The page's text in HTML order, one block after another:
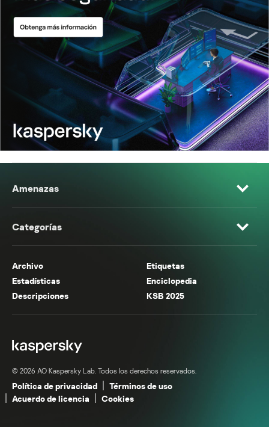
Amenazas
Categorías
Archivo
Etiquetas
Estadísticas
Enciclopedia
Descripciones
KSB 2025
© 2026 AO Kaspersky Lab. Todos los derechos reservados.
Política de privacidad
Términos de uso
Acuerdo de licencia
Cookies